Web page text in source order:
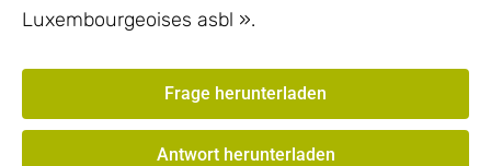
Luxembourgeoises asbl ».
Frage herunterladen
Antwort herunterladen